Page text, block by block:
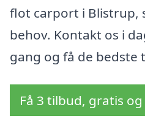
flot carport i Blistrup,
behov. Kontakt os i
gang og få de bedste
Få 3 tilbud, gratis